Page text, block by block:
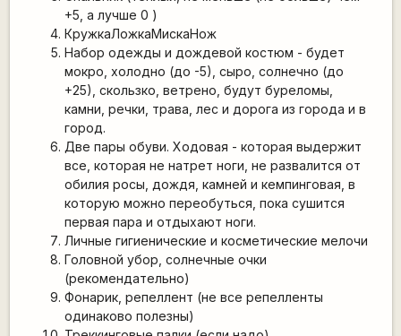
+5, а лучше 0 )
КружкаЛожкаМискаНож
Набор одежды и дождевой костюм - будет
мокро, холодно (до -5), сыро, солнечно (до
+25), скользко, ветрено, будут буреломы,
камни, речки, трава, лес и дорога из города и в
город.
Две пары обуви. Ходовая - которая выдержит
все, которая не натрет ноги, не развалится от
обилия росы, дождя, камней и кемпинговая, в
которую можно переобуться, пока сушится
первая пара и отдыхают ноги.
Личные гигиенические и косметические мелочи
Головной убор, солнечные очки
(рекомендательно)
Фонарик, репеллент (не все репелленты
одинаково полезны)